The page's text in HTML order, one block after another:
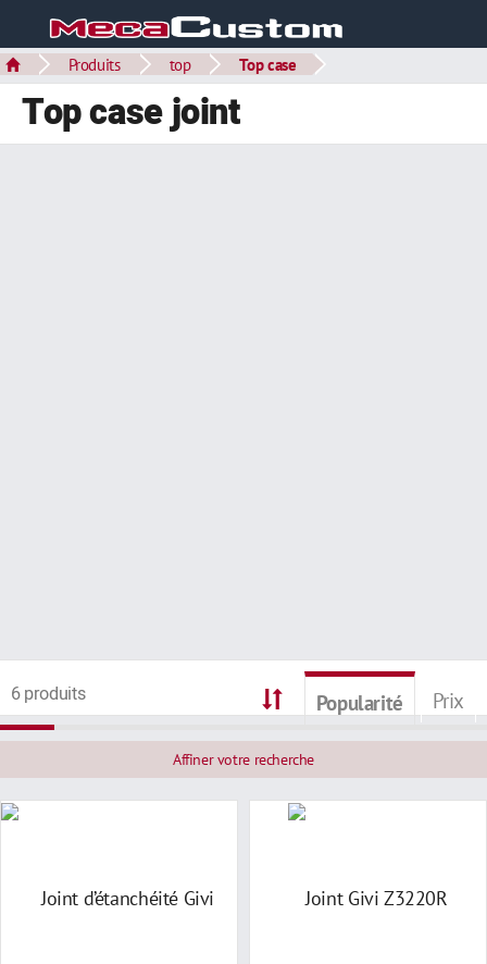
Produits top Top case
Top case joint
6 produits Popularité Prix
Affiner votre recherche